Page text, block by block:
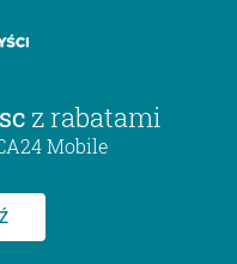
z rabatami
Mobile